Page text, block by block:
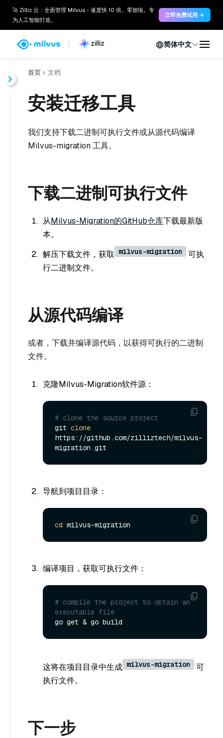
🚀 Zilliz 云：全面管理 Milvus - 速度快 10 倍。零烦恼。专
为人工智能打造。
立即免费试用 →
简体中文
首页 文档
安装迁移工具
我们支持下载二进制可执行文件或从源代码编译
Milvus-migration 工具。
下载二进制可执行文件
从Milvus-Migration的GitHub仓库下载最新版
本。
解压下载文件，获取
milvus-migration
可执
行二进制文件。
从源代码编译
或者，下载并编译源代码，以获得可执行的二进制
文件。
克隆Milvus-Migration软件源：
# clone the source project
git clone
https://github.com/zilliztech/milvus-
导航到项目目录：
cd
编译项目，获取可执行文件：
# compile the project to obtain an
executable file
这将在项目目录中生成 milvus-migration
可
执行文件。
下一步